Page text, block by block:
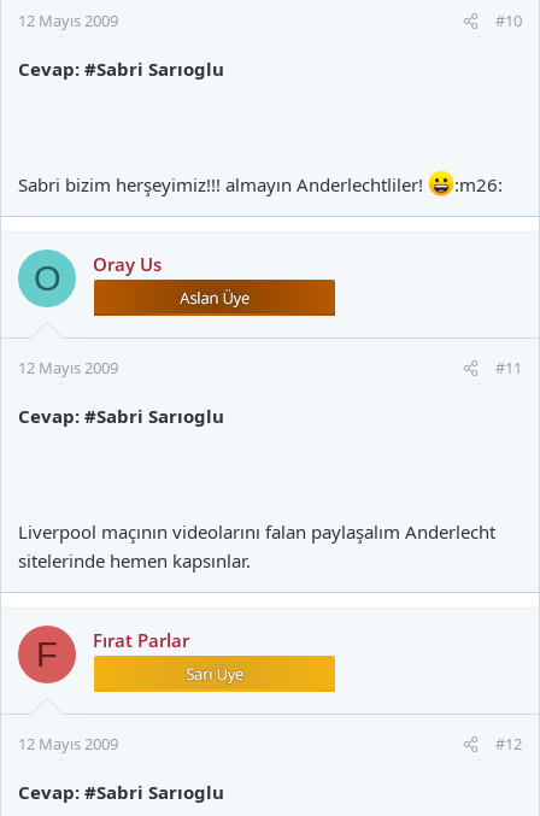
12 Mayıs 2009 #10
Cevap: #Sabri Sarıoglu
Sabri bizim herşeyimiz!!! almayın Anderlechtliler! :m26:
O Oray Us
12 Mayıs 2009 #11
Cevap: #Sabri Sarıoglu
Liverpool maçının videolarını falan paylaşalım Anderlecht
sitelerinde hemen kapsınlar.
F Fırat Parlar
12 Mayıs 2009 #12
Cevap: #Sabri Sarıoglu